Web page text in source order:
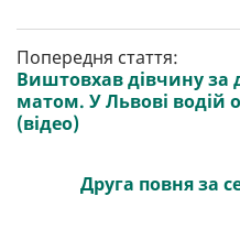
Попередня стаття:
Виштовхав дівчину за
матом. У Львові водій
(відео)
Друга повня за